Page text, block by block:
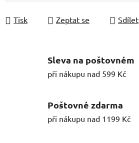
Tisk
Zeptat se Sdílet
Sleva na poštovném
při nákupu nad 599 Kč
Poštovné zdarma
při nákupu nad 1199 Kč